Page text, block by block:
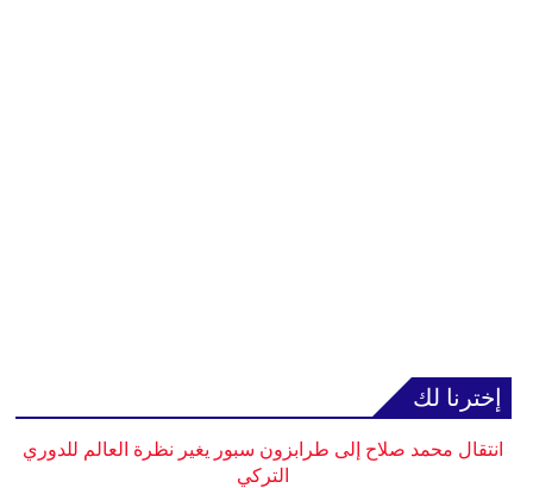
إخترنا لك
انتقال محمد صلاح إلى طرابزون سبور يغير نظرة العالم للدوري
التركي